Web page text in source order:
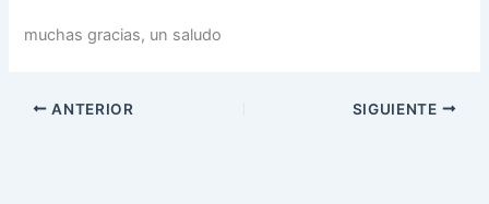
muchas gracias, un saludo
ANTERIOR SIGUIENTE